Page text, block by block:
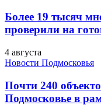
Более 19 тысяч
проверили на
4 августа
Новости Подмосковья
Почти 240
Подмосковье в